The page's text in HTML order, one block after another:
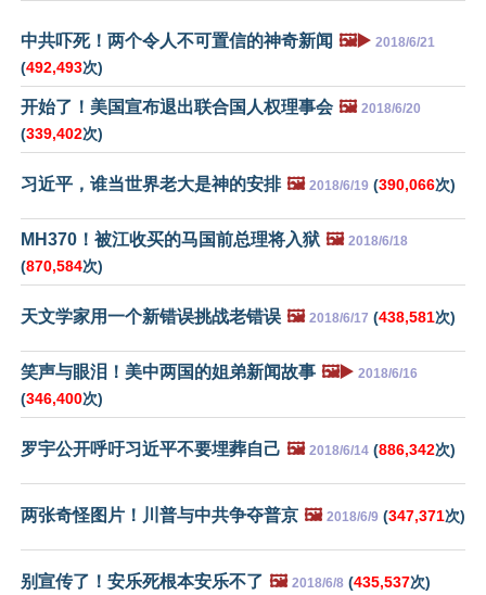
中共吓死！两个令人不可置信的神奇新闻 🖼️▶️ 2018/6/21
(492,493次)
开始了！美国宣布退出联合国人权理事会 🖼️ 2018/6/20
(339,402次)
习近平，谁当世界老大是神的安排 🖼️ 2018/6/19 (390,066次)
MH370！被江收买的马国前总理将入狱 🖼️ 2018/6/18
(870,584次)
天文学家用一个新错误挑战老错误 🖼️ 2018/6/17 (438,581次)
笑声与眼泪！美中两国的姐弟新闻故事 🖼️▶️ 2018/6/16
(346,400次)
罗宇公开呼吁习近平不要埋葬自己 🖼️ 2018/6/14 (886,342次)
两张奇怪图片！川普与中共争夺普京 🖼️ 2018/6/9 (347,371次)
别宣传了！安乐死根本安乐不了 🖼️ 2018/6/8 (435,537次)